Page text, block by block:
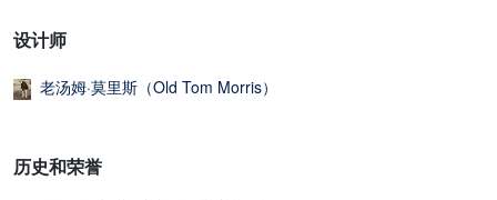
设计师
老汤姆·莫里斯（Old Tom Morris）
历史和荣誉